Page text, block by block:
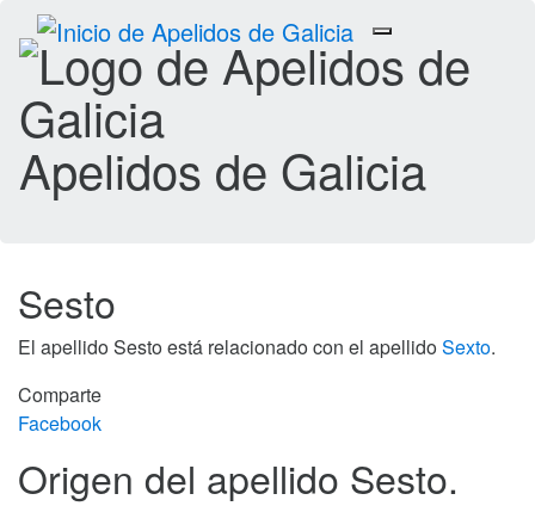
Toggle
navigation
Apelidos de Galicia
Sesto
El apellido Sesto está relacionado con el apellidoSexto.
Comparte
Facebook
Origen del apellido Sesto.